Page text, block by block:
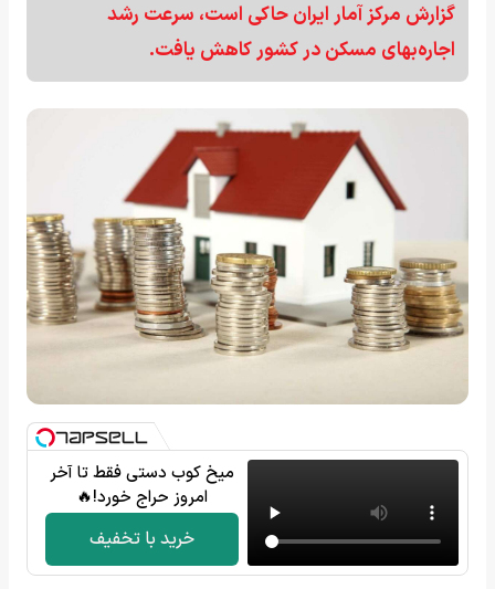
گزارش مرکز آمار ایران حاکی است، سرعت رشد
اجاره‌بهای مسکن در کشور کاهش یافت.
میخ کوب دستی فقط تا آخر
امروز حراج خورد!🔥
خرید با تخفیف